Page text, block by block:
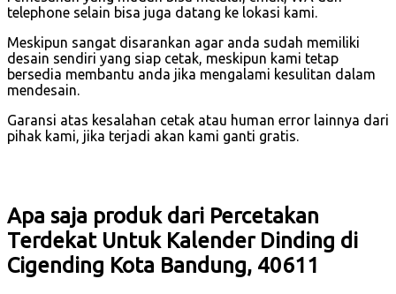
telephone selain bisa juga datang ke lokasi kami.
Meskipun sangat disarankan agar anda sudah memiliki
desain sendiri yang siap cetak, meskipun kami tetap
bersedia membantu anda jika mengalami kesulitan dalam
mendesain.
Garansi atas kesalahan cetak atau human error lainnya dari
pihak kami, jika terjadi akan kami ganti gratis.
Apa saja produk dari Percetakan
Terdekat Untuk Kalender Dinding di
Cigending Kota Bandung, 40611